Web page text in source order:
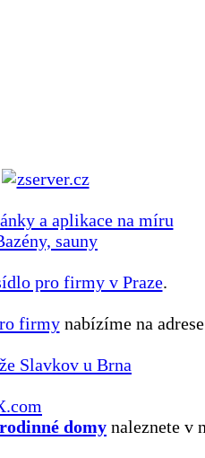
a aplikace na míru
sauny
pro firmy v Praze.
firmynabízíme na
Slavkov u Brna
rodinné domy naleznete v